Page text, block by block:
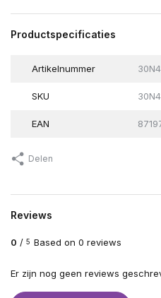
Productspecificaties
Artikelnummer
SKU
EAN
Delen
Reviews
0 / 5 Based on 0 reviews
Er zijn nog geen reviews